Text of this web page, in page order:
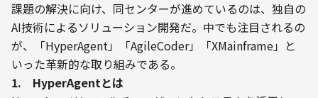
課題の解決に向け、同センターが進めているのは、独自の
AI技術によるソリューション開発だ。中でも注目されるの
が、「HyperAgent」「AgileCoder」「XMainframe」と
いった革新的な取り組みである。
1.　HyperAgentとは